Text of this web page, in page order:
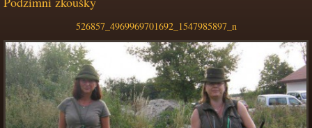
526857_4969969701692_1547985897_n